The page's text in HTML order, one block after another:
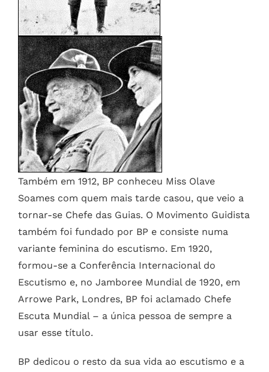
Também em 1912, BP conheceu Miss Olave
Soames com quem mais tarde casou, que veio a
tornar-se Chefe das Guias. O Movimento Guidista
também foi fundado por BP e consiste numa
variante feminina do escutismo. Em 1920,
formou-se a Conferência Internacional do
Escutismo e, no Jamboree Mundial de 1920, em
Arrowe Park, Londres, BP foi aclamado Chefe
Escuta Mundial – a única pessoa de sempre a
usar esse título.
BP dedicou o resto da sua vida ao escutismo e a